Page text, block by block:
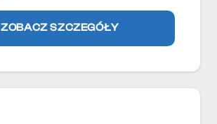
ZOBACZ SZCZEGÓŁY